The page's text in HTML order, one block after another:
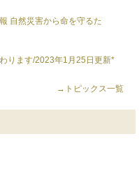
自然災害から命を守るた
ります/2023年1月25日更新*
→トピックス一覧